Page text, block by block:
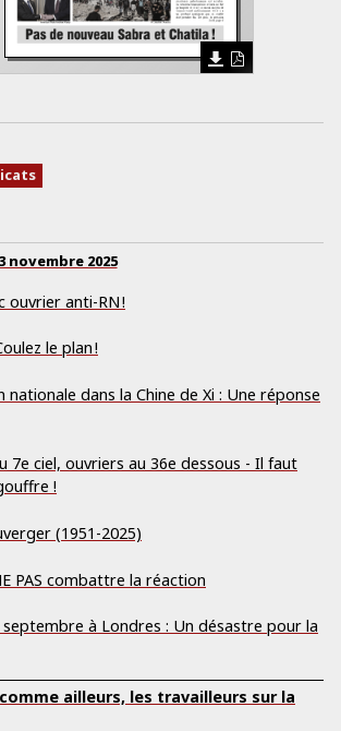
novembre 2025
ouvrier anti-RN !
le plan !
nationale dans la Chine de Xi : Une réponse
7e ciel, ouvriers au 36e dessous - Il faut
!
(1951-2025)
PAS combattre la réaction
à Londres : Un désastre pour la
ailleurs, les travailleurs sur la